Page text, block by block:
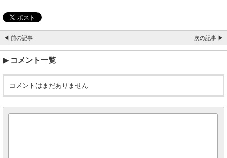
◀ 前の記事 次の記事 ▶
コメント一覧
コメントはまだありません